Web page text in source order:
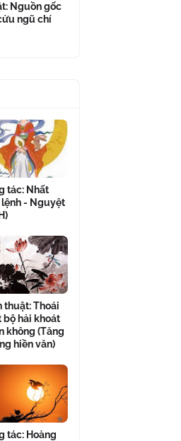
Nguồn gốc
ngũ chí
tác: Nhất
- Nguyệt
thuật: Thoái
bộ hải khoát
không (Tăng
hiền văn)
tác: Hoàng